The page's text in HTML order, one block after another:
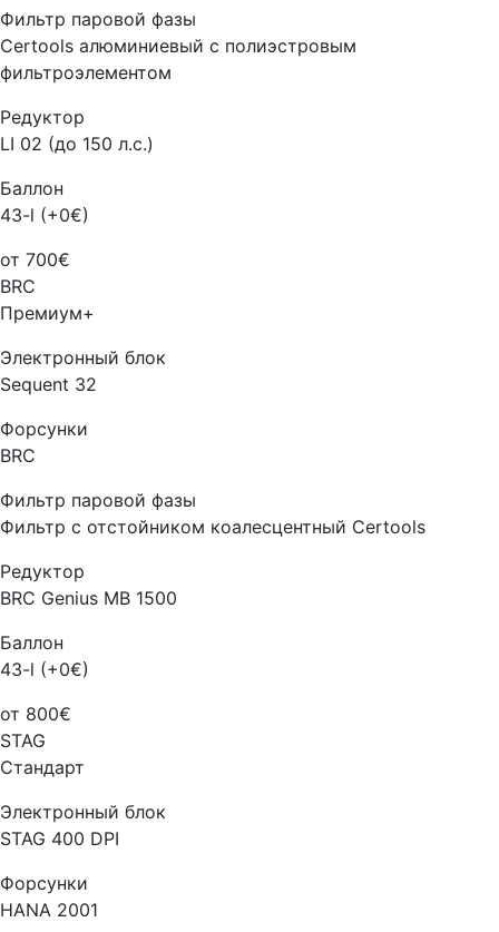
Фильтр паровой фазы
Certools алюминиевый с полиэстровым
фильтроэлементом
Редуктор
LI 02 (до 150 л.с.)
Баллон
43-l (+0€)
от 700€
BRC
Премиум+
Электронный блок
Sequent 32
Форсунки
BRC
Фильтр паровой фазы
Фильтр с отстойником коалесцентный Certools
Редуктор
BRC Genius MB 1500
Баллон
43-l (+0€)
от 800€
STAG
Стандарт
Электронный блок
STAG 400 DPI
Форсунки
HANA 2001